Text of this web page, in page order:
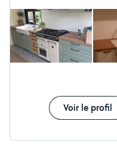
Voir le profil